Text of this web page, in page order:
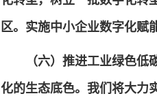
区。实施中小企业数字化赋
（六）推进工业绿色
化的生态底色。我们将大力